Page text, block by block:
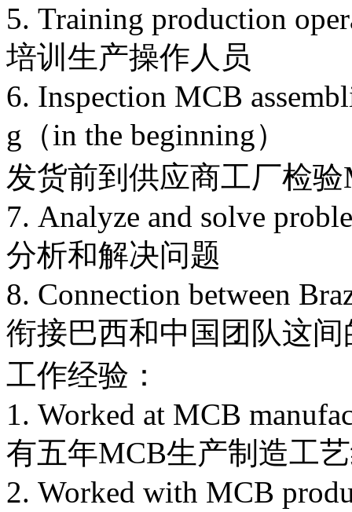
5. Training production
培训生产操作人员
6. Inspection MCB
g（in the beginning）
发货前到供应商工厂检
7. Analyze and solve
分析和解决问题
8. Connection between
衔接巴西和中国团队这间
工作经验：
1. Worked at MCB
有五年MCB生产制造工
2. Worked with MCB